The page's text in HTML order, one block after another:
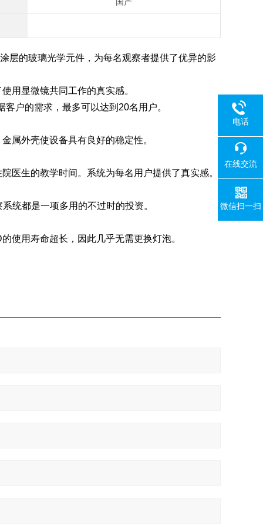
层的玻璃光学元件，为每名观察者提供了优异的影
用显微镜共同工作的真实感。
户的需求，最多可以达到20名用户。
属外壳使设备具有良好的稳定性。
医生的教学时间。系统为每名用户提供了真实感。
统都是一项多用的不过时的投资。
使用寿命超长，因此几乎无需更换灯泡。
电话
在线交流
微信扫一扫